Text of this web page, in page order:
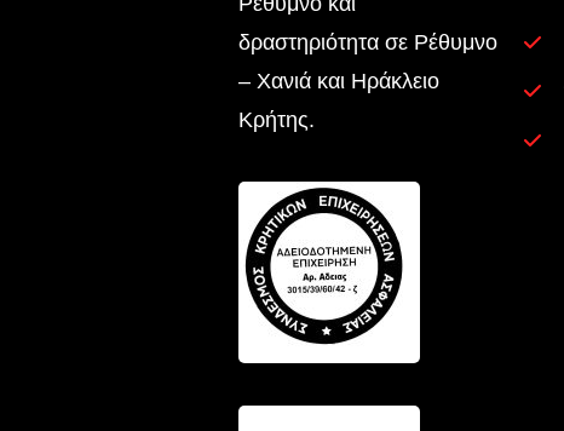
δραστηριότητα σε Ρέθυμνο
– Χανιά και Ηράκλειο
Κρήτης.